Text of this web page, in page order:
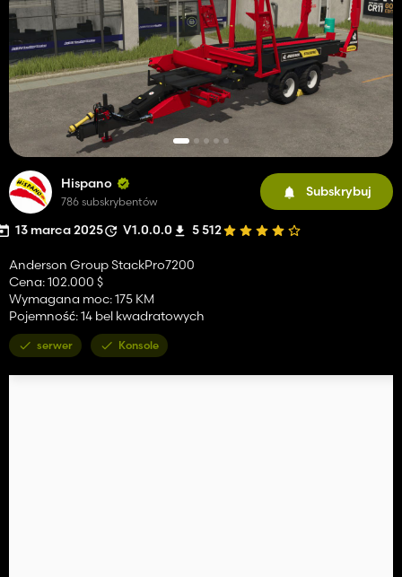
Hispano
786 subskrybentów
Subskrybuj
13 marca 2025 V1.0.0.0 5 512
Anderson Group StackPro7200
Cena: 102.000 $
Wymagana moc: 175 KM
Pojemność: 14 bel kwadratowych
serwer Konsole